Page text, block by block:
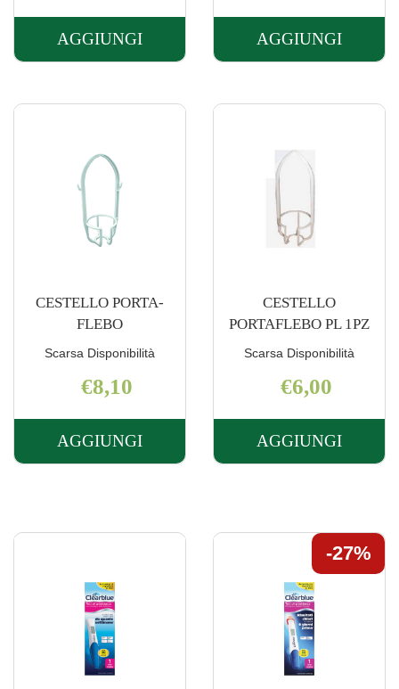
AGGIUNGI
AGGIUNGI CALZATURA
AGGIUNGI
AGGIUNGI
CESTELLO PORTA-
FLEBO
Scarsa Disponibilità
€8,10
AGGIUNGI
AGGIUNGI CESTELLO
CESTELLO
PORTAFLEBO PL 1PZ
Scarsa Disponibilità
€6,00
AGGIUNGI
AGGIUNGI
CARRELLO
27%